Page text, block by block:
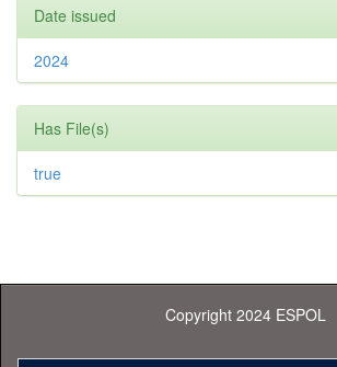
Date issued
2024
Has File(s)
true
Copyright 2024 ESPOL